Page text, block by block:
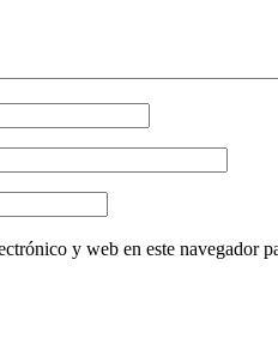
y web en este navegador